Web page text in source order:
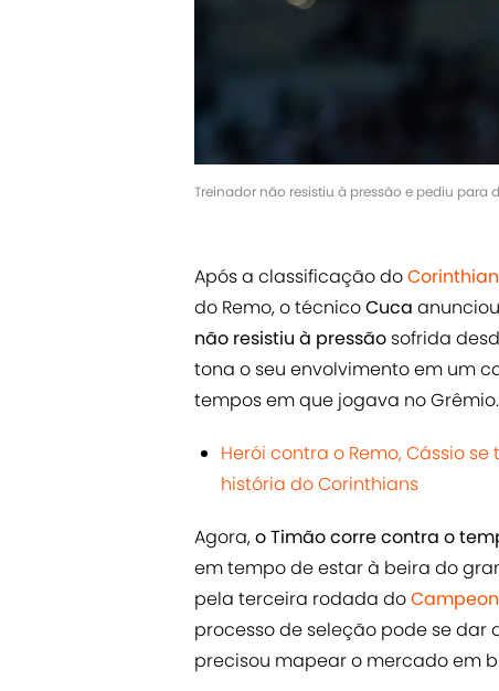
Treinador não resistiu à pressão e pediu para
Após a classificação do
do Remo, o técnicoCuca
não resistiu à pressão sofrida
tona o seu envolvimento em um
tempos em que jogava no Grêmio.
Herói contra o Remo, Cássio
história do Corinthians
Agora,o Timão corre contra o
em tempo de estar à beira do
pela terceira rodada do
processo de seleção pode se
precisou mapear o mercado em